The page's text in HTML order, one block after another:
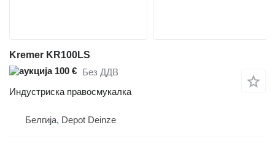
Kremer KR100LS
100 € Без ДДВ
Индустриска правосмукалка
Белгија, Depot Deinze